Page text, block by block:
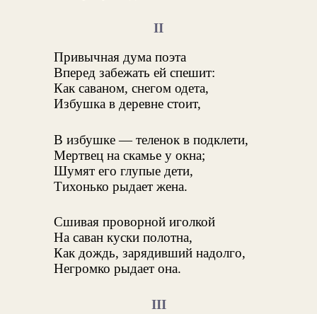
II
Привычная дума поэта
Вперед забежать ей спешит:
Как саваном, снегом одета,
Избушка в деревне стоит,
В избушке — теленок в подклети,
Мертвец на скамье у окна;
Шумят его глупые дети,
Тихонько рыдает жена.
Сшивая проворной иголкой
На саван куски полотна,
Как дождь, зарядивший надолго,
Негромко рыдает она.
III